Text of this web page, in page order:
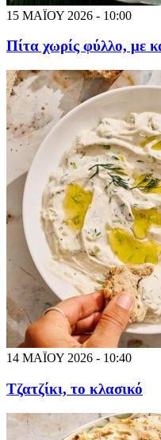
15 ΜΑΪΟΥ 2026 - 10:00
Πίτα χωρίς φύλλο, με
14 ΜΑΪΟΥ 2026 - 10:40
Τζατζίκι, το κλασικό